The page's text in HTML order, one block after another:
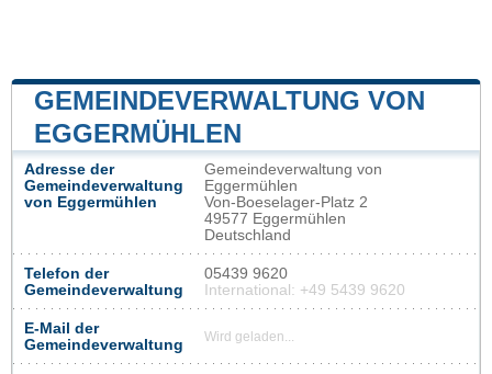
GEMEINDEVERWALTUNG VON
EGGERMÜHLEN
Adresse der
Gemeindeverwaltung
von Eggermühlen
Gemeindeverwaltung von
Eggermühlen
Von-Boeselager-Platz 2
49577 Eggermühlen
Deutschland
Telefon der
Gemeindeverwaltung
05439 9620
International: +49 5439 9620
E-Mail der
Gemeindeverwaltung
Wird geladen...